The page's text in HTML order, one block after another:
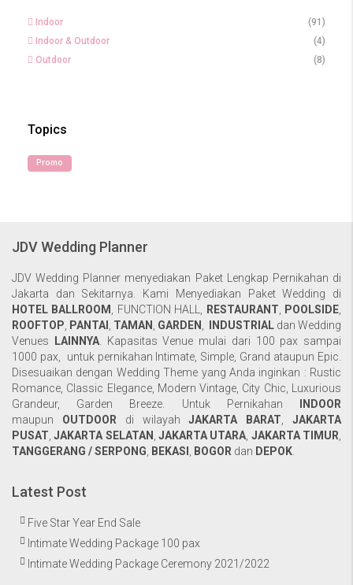
Indoor
(91)
Indoor & Outdoor
(4)
Outdoor
(8)
Topics
Promo
JDV Wedding Planner
JDV Wedding Planner menyediakan Paket Lengkap Pernikahan di
Jakarta dan Sekitarnya. Kami Menyediakan Paket Wedding di
HOTEL BALLROOM , FUNCTION HALL, RESTAURANT, POOLSIDE,
ROOFTOP, PANTAI , TAMAN , GARDEN , INDUSTRIAL dan Wedding
Venues
LAINNYA. Kapasitas Venue mulai dari 100 pax sampai
1000 pax, untuk pernikahan Intimate, Simple, Grand ataupun Epic.
Disesuaikan dengan Wedding Theme yang Anda inginkan : Rustic
Romance, Classic Elegance, Modern Vintage, City Chic, Luxurious
Grandeur, Garden Breeze. Untuk Pernikahan
INDOOR
maupun OUTDOOR di wilayahJAKARTA BARAT,JAKARTA
PUSAT,JAKARTA SELATAN ,JAKARTA UTARA, JAKARTA TIMUR,
TANGGERANG / SERPONG, BEKASI , BOGOR dan DEPOK.
Latest Post
Five Star Year End Sale
Intimate Wedding Package 100 pax
Intimate Wedding Package Ceremony 2021/2022